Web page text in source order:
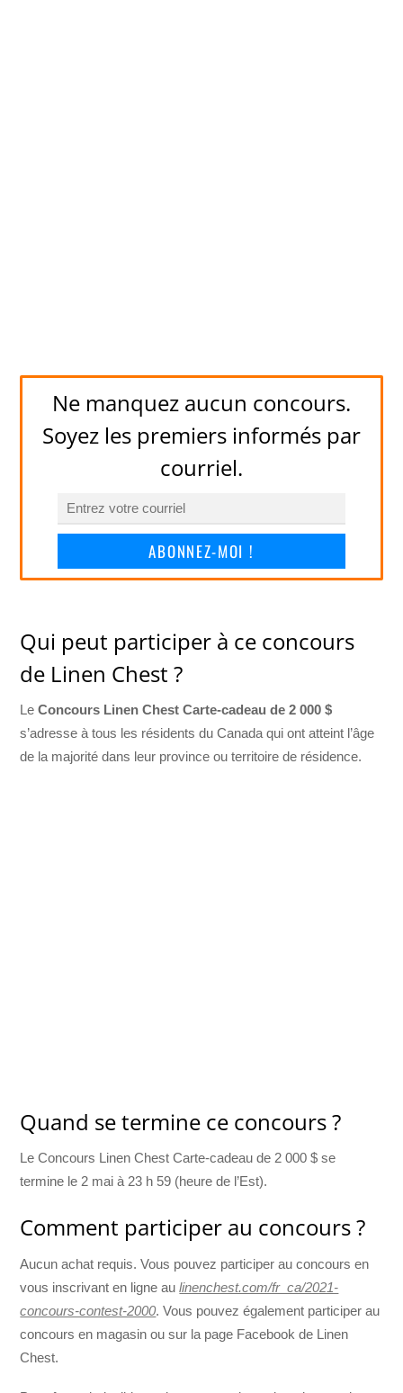
Ne manquez aucun concours.
Soyez les premiers informés par
courriel.
ABONNEZ-MOI !
Qui peut participer à ce concours
de Linen Chest ?
LeConcours Linen Chest Carte-cadeau de 2 000 $
s’adresse à tous les résidents du Canada qui ont atteint l’âge
de la majorité dans leur province ou territoire de résidence.
Quand se termine ce concours ?
Le Concours Linen Chest Carte-cadeau de 2 000 $ se
termine le 2 mai à 23 h 59 (heure de l’Est).
Comment participer au concours ?
Aucun achat requis. Vous pouvez participer au concours en
vous inscrivant en ligne aulinenchest.com/fr_ca/2021-
concours-contest-2000. Vous pouvez également participer au
concours en magasin ou sur la page Facebook de Linen
Chest.